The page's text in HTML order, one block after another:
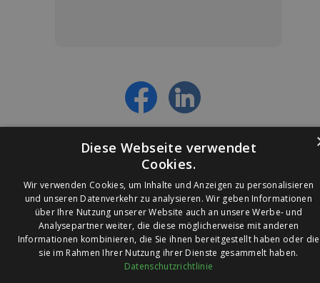
© 2026 Ledleuchtendiscounter.de
Diese Webseite verwendet
Cookies.
Wir verwenden Cookies, um Inhalte und Anzeigen zu personalisieren
und unseren Datenverkehr zu analysieren. Wir geben Informationen
über Ihre Nutzung unserer Website auch an unsere Werbe- und
Analysepartner weiter, die diese möglicherweise mit anderen
Informationen kombinieren, die Sie ihnen bereitgestellt haben oder die
sie im Rahmen Ihrer Nutzung ihrer Dienste gesammelt haben.
Datenschutzrichtlinie